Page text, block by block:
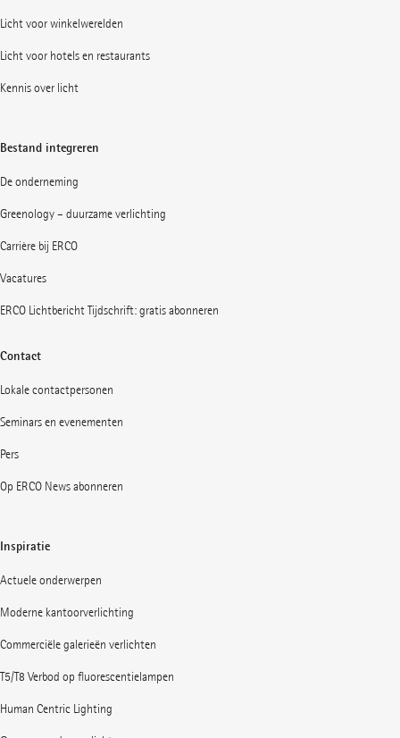
Licht voor winkelwerelden
Licht voor hotels en restaurants
Kennis over licht
Bestand integreren
De onderneming
Greenology – duurzame verlichting
Carrière bij ERCO
Vacatures
ERCO Lichtbericht Tijdschrift: gratis abonneren
Contact
Lokale contactpersonen
Seminars en evenementen
Pers
Op ERCO News abonneren
Inspiratie
Actuele onderwerpen
Moderne kantoorverlichting
Commerciële galerieën verlichten
T5/T8 Verbod op fluorescentielampen
Human Centric Lighting